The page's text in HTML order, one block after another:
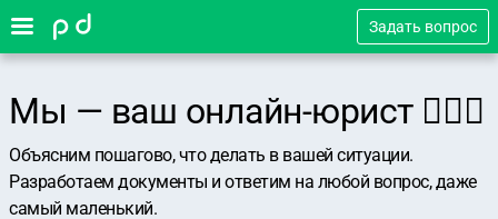
Задать вопрос
Мы — ваш онлайн-юрист 👨🏻‍⚖️
Объясним пошагово, что делать в вашей ситуации.
Разработаем документы и ответим на любой вопрос, даже
самый маленький.